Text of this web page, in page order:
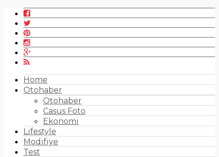
Home
Otohaber
Otohaber
Casus Foto
Ekonomi
Lifestyle
Modifiye
Test